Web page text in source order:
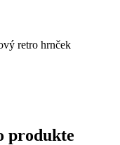
retro hrnček
produkte